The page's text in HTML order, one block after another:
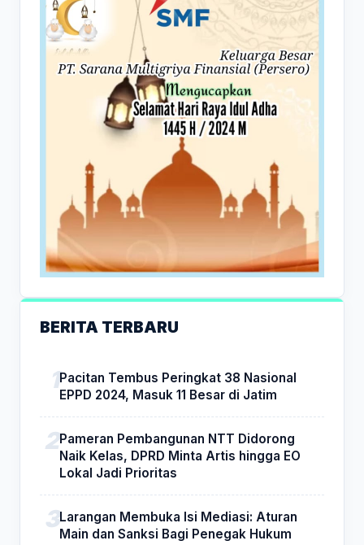
BERITA TERBARU
Pacitan Tembus Peringkat 38 Nasional
EPPD 2024, Masuk 11 Besar di Jatim
Pameran Pembangunan NTT Didorong
Naik Kelas, DPRD Minta Artis hingga EO
Lokal Jadi Prioritas
Larangan Membuka Isi Mediasi: Aturan
Main dan Sanksi Bagi Penegak Hukum